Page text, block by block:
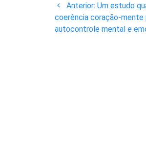
de
Anterior: Post
anterior:
Um estudo
coerência coração-
autocontrole mental e